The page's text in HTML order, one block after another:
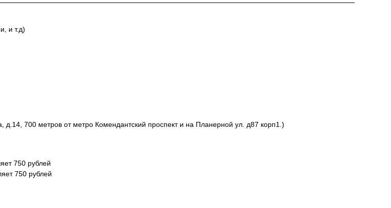
и т.д)
700 метров от метро Комендантский проспект и на Планерной ул. д87 корп1.)
750 рублей
750 рублей